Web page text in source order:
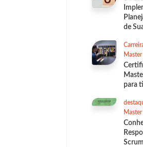
de
Master
para
Master